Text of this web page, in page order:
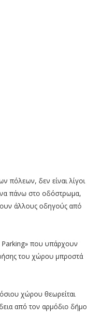
πόλεων, δεν είναι λίγοι
πάνω στο οδόστρωμα,
άλλους οδηγούς από
Parking» που υπάρχουν
του χώρου μπροστά
χώρου θεωρείται
από τον αρμόδιο δήμο